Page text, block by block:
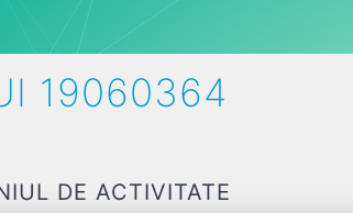
19060364
DE ACTIVITATE